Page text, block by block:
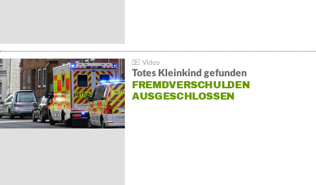
Totes Kleinkind gefunden
FREMDVERSCHULDEN
AUSGESCHLOSSEN